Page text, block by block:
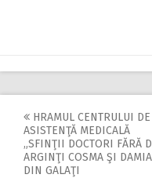
Post
navigation
HRAMUL CENTRULUI DE
ASISTENŢĂ MEDICALĂ
„SFINŢII DOCTORI FĂRĂ
ARGINŢI COSMA ŞI
DIN GALAŢI